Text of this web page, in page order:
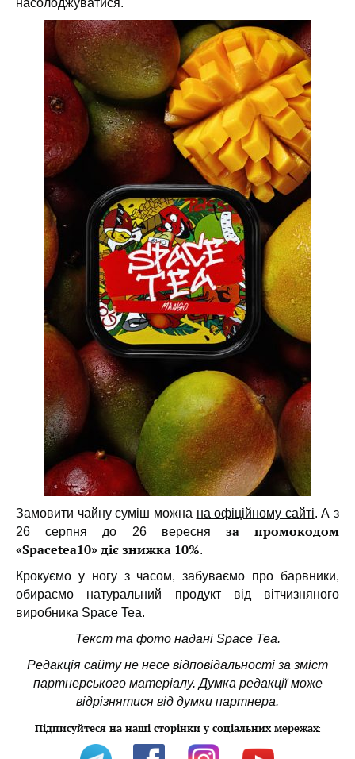
насолоджуватися.
Замовити чайну суміш можна на офіційному сайті. А з
26 серпня до 26 вересня за промокодом
«Spacetea10» діє знижка 10%.
Крокуємо у ногу з часом, забуваємо про барвники,
обираємо натуральний продукт від вітчизняного
виробника Space Tea.
Текст та фото надані Space Tea.
Редакція сайту не несе відповідальності за зміст
партнерського матеріалу. Думка редакції може
відрізнятися від думки партнера.
Підписуйтеся на наші сторінки у соціальних мережах: